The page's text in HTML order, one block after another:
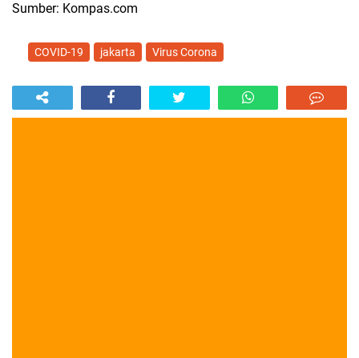
Sumber: Kompas.com
COVID-19 jakarta Virus Corona